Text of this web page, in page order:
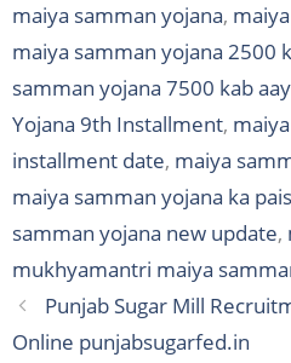
maiya samman yojana,
maiya samman yojana 2500
samman yojana 7500 kab
Yojana 9th Installment,
installment date, maiya
maiya samman yojana ka
samman yojana new update,
mukhyamantri maiya
Punjab Sugar Mill
Online punjabsugarfed.in